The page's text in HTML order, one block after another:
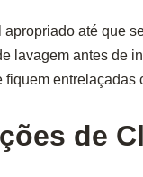
até que
lavagem antes de
entrelaçadas
de